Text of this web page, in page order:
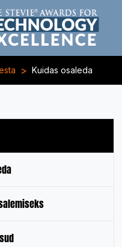
> Kuidas osaleda